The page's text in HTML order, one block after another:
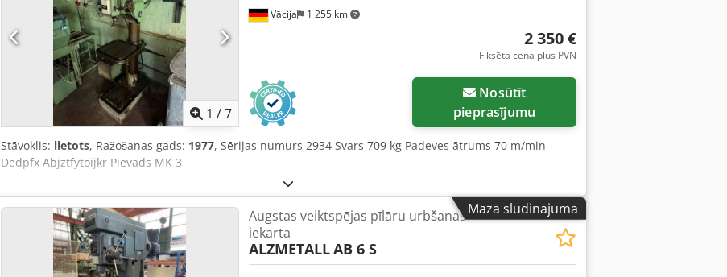
1 /7
Vācija 1 255 km
2 350 €
Fiksēta cena plus PVN
pieprasījumu
Stāvoklis: lietots, Ražošanas gads: 1977, Sērijas numurs 2934 Svars 709 kg Padeves ātrums 70 m/min
Dedpfx Abjztfytoijkr Pievads MK 3
Mazā sludinājuma
Augstas veiktspējas pīlāru urbšanas
iekārta
ALZMETALLAB 6 S